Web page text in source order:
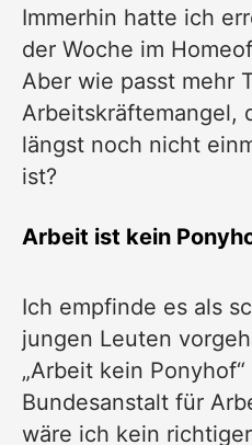
Immerhin hatte ich
der Woche im
Aber wie passt mehr
Arbeitskräftemangel,
längst noch nicht
ist?
Arbeit ist kein
Ich empfinde es als
jungen Leuten
„Arbeit kein
Bundesanstalt für
wäre ich kein